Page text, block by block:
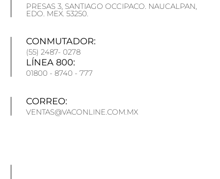
PRESAS 3, SANTIAGO OCCIPACO. NAUCALPAN,
EDO. MEX. 53250.
CONMUTADOR:
(55) 2487- 0278
LÍNEA 800:
01800 - 8740 - 777
CORREO:
VENTAS@VACONLINE.COM.MX